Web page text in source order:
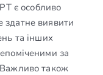
є особливо
виявити
та інших
за
Важливо також